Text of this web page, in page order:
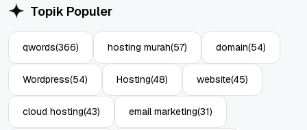
Topik Populer
qwords(366) hosting murah(57) domain(54)
Wordpress(54) Hosting(48) website(45)
cloud hosting(43) email marketing(31)